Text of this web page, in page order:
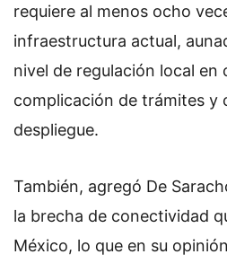
requiere al menos ocho
infraestructura actual,
nivel de regulación local en
complicación de trámites y
despliegue.
También, agregó De
la brecha de conectividad
México, lo que en su